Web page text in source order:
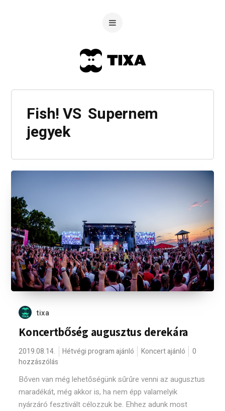
Fish! VS Supernem
jegyek
tixa
Koncertbőség augusztus derekára
2019.08.14. Hétvégi program ajánló Koncert ajánló
0
hozzászólás
Bőven van még lehetőségünk sűrűre venni az augusztus
maradékát, még akkor is, ha nem épp valamelyik
nyárzáró fesztivált célozzuk be. Ehhez adunk most